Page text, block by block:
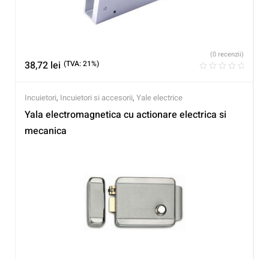
38,72 lei (TVA: 21%)
(0 recenzii)
Incuietori, Incuietori si accesorii, Yale electrice
Yala electromagnetica cu actionare electrica si
mecanica